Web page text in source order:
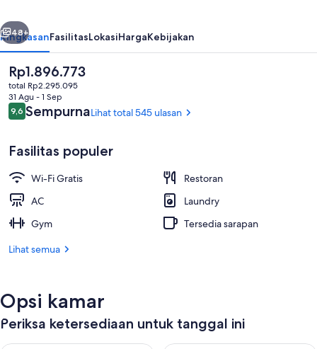
Pintu masuk properti
Berikutnya
48+
RingkasanFasilitasLokasiHargaKebijakan
Harga
saat
ini
Rp1.896.773
Rp1.896.773
total Rp2.295.095
31 Agu - 1 Sep
Ulasan
9,69,6 dari 10
SempurnaLihat total 545 ulasan
Fasilitas populer
Wi-Fi Gratis
Restoran
AC
Laundry
Gym
Tersedia sarapan
Lihat semua
Opsi kamar
Periksa ketersediaan untuk tanggal ini